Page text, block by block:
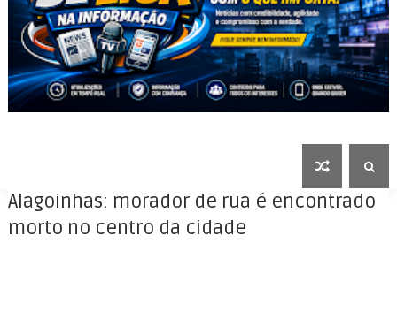
Alagoinhas: morador de rua é encontrado
morto no centro da cidade